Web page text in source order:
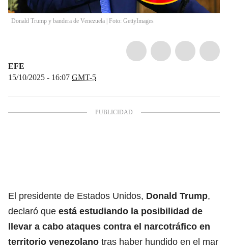
Donald Trump y bandera de Venezuela | Foto: GettyImages
EFE
15/10/2025 - 16:07 GMT-5
El presidente de Estados Unidos, Donald Trump,
declaró que está estudiando la posibilidad de
llevar a cabo ataques contra el narcotráfico en
territorio venezolano tras haber hundido en el mar